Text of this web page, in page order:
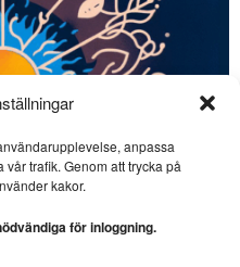
anpassa
trafik. Genom att trycka på
kakor.
för inloggning.